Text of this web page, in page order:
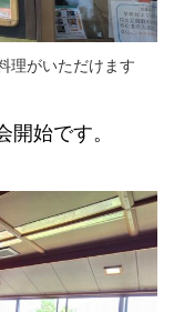
理がいただけます
始です。